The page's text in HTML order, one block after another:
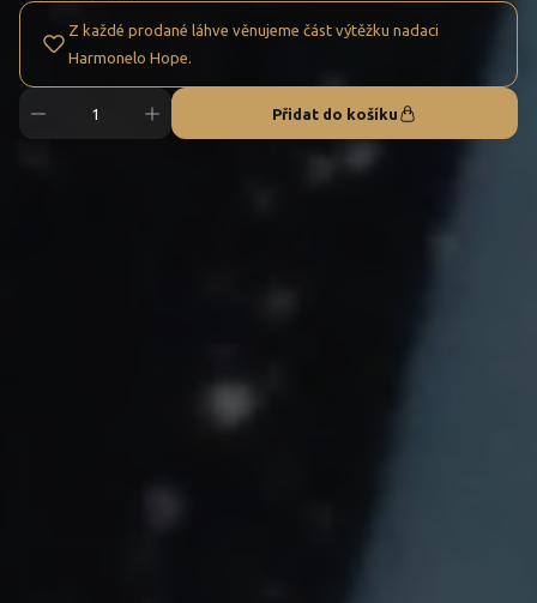
Z každé prodané láhve věnujeme část výtěžku nadaci
Harmonelo Hope.
Přidat do košíku